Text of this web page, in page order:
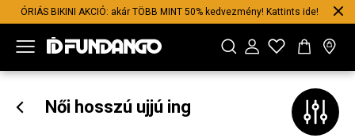
ÓRIÁS BIKINI AKCIÓ: akár TÖBB MINT 50% kedvezmény! Kattints ide!
Női hosszú ujjú ing